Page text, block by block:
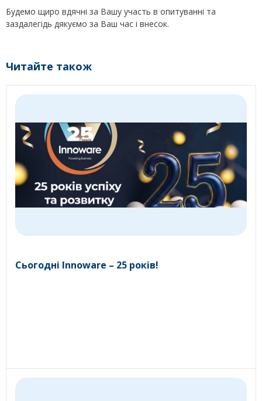
Будемо щиро вдячні за Вашу участь в опитуванні та
заздалегідь дякуємо за Ваш час і внесок.
Читайте також
Сьогодні Innoware – 25 років!